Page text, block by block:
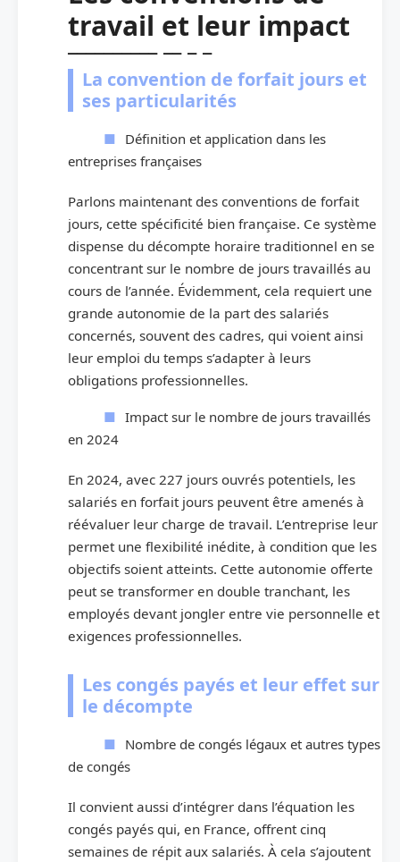
travail et leur impact
La convention de forfait jours et
ses particularités
Définition et application dans les
entreprises françaises
Parlons maintenant des conventions de forfait
jours, cette spécificité bien française. Ce système
dispense du décompte horaire traditionnel en se
concentrant sur le nombre de jours travaillés au
cours de l’année. Évidemment, cela requiert une
grande autonomie de la part des salariés
concernés, souvent des cadres, qui voient ainsi
leur emploi du temps s’adapter à leurs
obligations professionnelles.
Impact sur le nombre de jours travaillés
en 2024
En 2024, avec 227 jours ouvrés potentiels, les
salariés en forfait jours peuvent être amenés à
réévaluer leur charge de travail. L’entreprise leur
permet une flexibilité inédite, à condition que les
objectifs soient atteints. Cette autonomie offerte
peut se transformer en double tranchant, les
employés devant jongler entre vie personnelle et
exigences professionnelles.
Les congés payés et leur effet sur
le décompte
Nombre de congés légaux et autres types
de congés
Il convient aussi d’intégrer dans l’équation les
congés payés qui, en France, offrent cinq
semaines de répit aux salariés. À cela s’ajoutent